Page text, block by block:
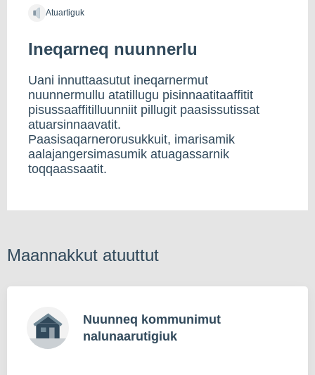
Atuartiguk
Ineqarneq nuunnerlu
Uani innuttaasutut ineqarnermut
nuunnermullu atatillugu pisinnaatitaaffitit
pisussaaffitilluunniit pillugit paasissutissat
atuarsinnaavatit.
Paasisaqarnerorusukkuit, imarisamik
aalajangersimasumik atuagassarnik
toqqaassaatit.
Maannakkut atuuttut
Nuunneq kommunimut
nalunaarutigiuk